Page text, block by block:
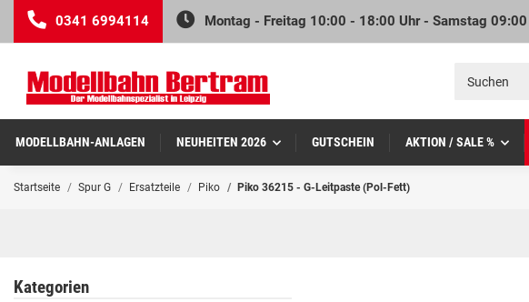
0341 6994114 Montag - Freitag 10:00 - 18:00 Uhr - Samstag
MODELLBAHN-ANLAGEN NEUHEITEN 2026 GUTSCHEIN AKTION / SALE %
Startseite Spur G Ersatzteile Piko Piko 36215 - G-Leitpaste (Pol-Fett)
Kategorien